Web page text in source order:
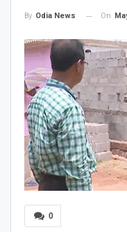
By Odia News On
0